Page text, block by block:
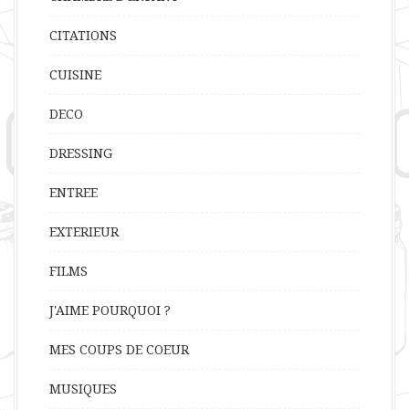
CITATIONS
CUISINE
DECO
DRESSING
ENTREE
EXTERIEUR
FILMS
J'AIME POURQUOI ?
MES COUPS DE COEUR
MUSIQUES